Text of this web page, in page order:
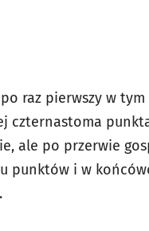
raz pierwszy w
czternastoma
ale po przerwie
punktów i w
.